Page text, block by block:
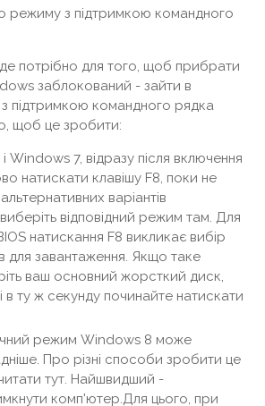
режиму з підтримкою командного
потрібно для того, щоб прибрати
заблокований - зайти в
підтримкою командного рядка
щоб це зробити:
Windows 7, відразу після включення
натискати клавішу F8, поки не
варіантів
відповідний режим там. Для
натискання F8 викликає вибір
для завантаження. Якщо таке
ваш основний жорсткий диск,
в ту ж секунду починайте натискати
режим Windows 8 може
Про різні способи зробити це
тут. Найшвидший -
комп'ютер.Для цього, при